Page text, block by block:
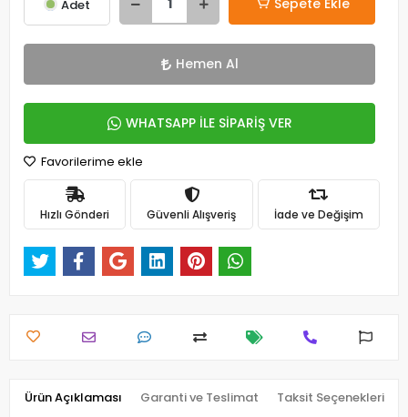
Adet Sepete Ekle
Hemen Al
WHATSAPP İLE SİPARİŞ VER
Favorilerime ekle
Hızlı Gönderi Güvenli Alışveriş İade ve Değişim
Ürün Açıklaması Garanti ve Teslimat Taksit Seçenekleri